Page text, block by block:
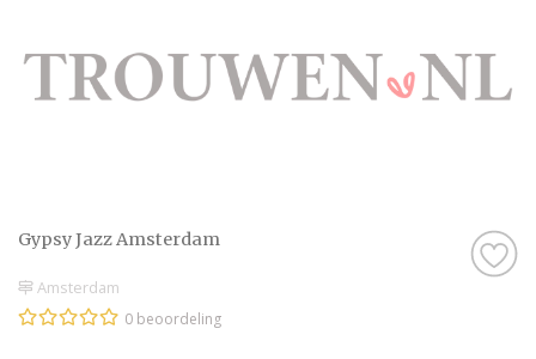
Gypsy Jazz Amsterdam
Amsterdam
0 beoordeling